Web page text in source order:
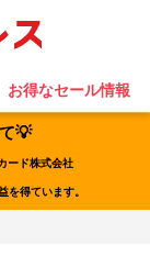
お得なセール情報
💡
ード株式会社
を得ています。